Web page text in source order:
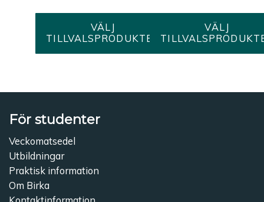
VÄLJ
TILLVALSPRODUKTER
VÄLJ
För studenter
Veckomatsedel
Utbildningar
Praktisk information
Om Birka